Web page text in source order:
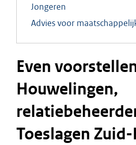
Jongeren
Advies voor
Even
Houwelingen,
Toeslagen